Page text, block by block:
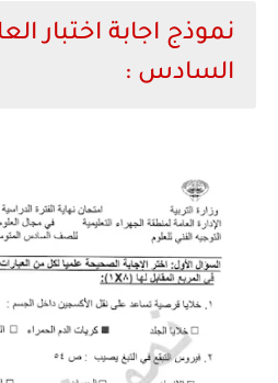
نموذج اجابة اختبار
السادس :